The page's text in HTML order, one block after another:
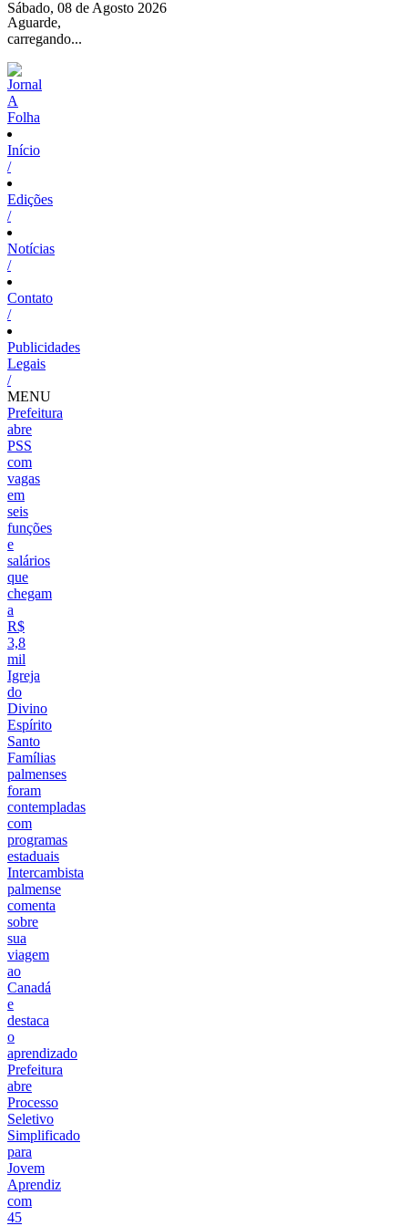
Aguarde,
carregando...
Sábado, 08 de Agosto 2026
Início
/
Edições
/
Notícias
/
Contato
/
Publicidades
Legais
/
MENU
Prefeitura
abre
PSS
com
vagas
em
seis
funções
e
salários
que
chegam
a
R$
3,8
mil
Igreja
do
Divino
Espírito
Santo
Famílias
palmenses
foram
contempladas
com
programas
estaduais
Intercambista
palmense
comenta
sobre
sua
viagem
ao
Canadá
e
destaca
o
aprendizado
Prefeitura
abre
Processo
Seletivo
Simplificado
para
Jovem
Aprendiz
com
45